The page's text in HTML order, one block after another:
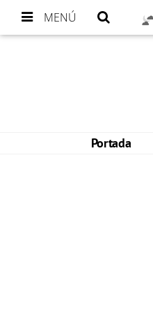
MENÚ
Portada